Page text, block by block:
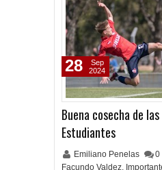
Buena cosecha de
Estudiantes
Emiliano Penelas 0
Facundo Valdez,
28
Sep
2024